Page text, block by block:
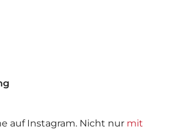
auf Instagram. Nicht nur mit